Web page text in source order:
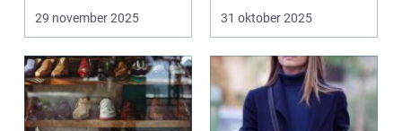
genom...
29 november 2025 31 oktober 2025